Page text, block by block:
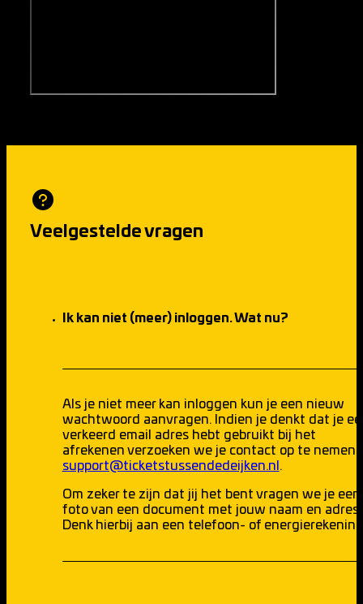
Veelgestelde vragen
Ik kan niet (meer) inloggen. Wat nu?
Als je niet meer kan inloggen kun je een nieuw
wachtwoord aanvragen. Indien je denkt dat je
verkeerd email adres hebt gebruikt bij het
afrekenen verzoeken we je contact op te nemen
support@ticketstussendedeijken.nl .
Om zeker te zijn dat jij het bent vragen we je een
foto van een document met jouw naam en adres.
Denk hierbij aan een telefoon- of